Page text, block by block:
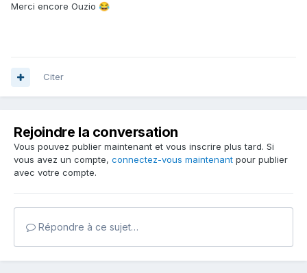
Merci encore Ouzio 😂
Citer
Rejoindre la conversation
Vous pouvez publier maintenant et vous inscrire plus tard. Si
vous avez un compte, connectez-vous maintenant pour publier
avec votre compte.
Répondre à ce sujet…